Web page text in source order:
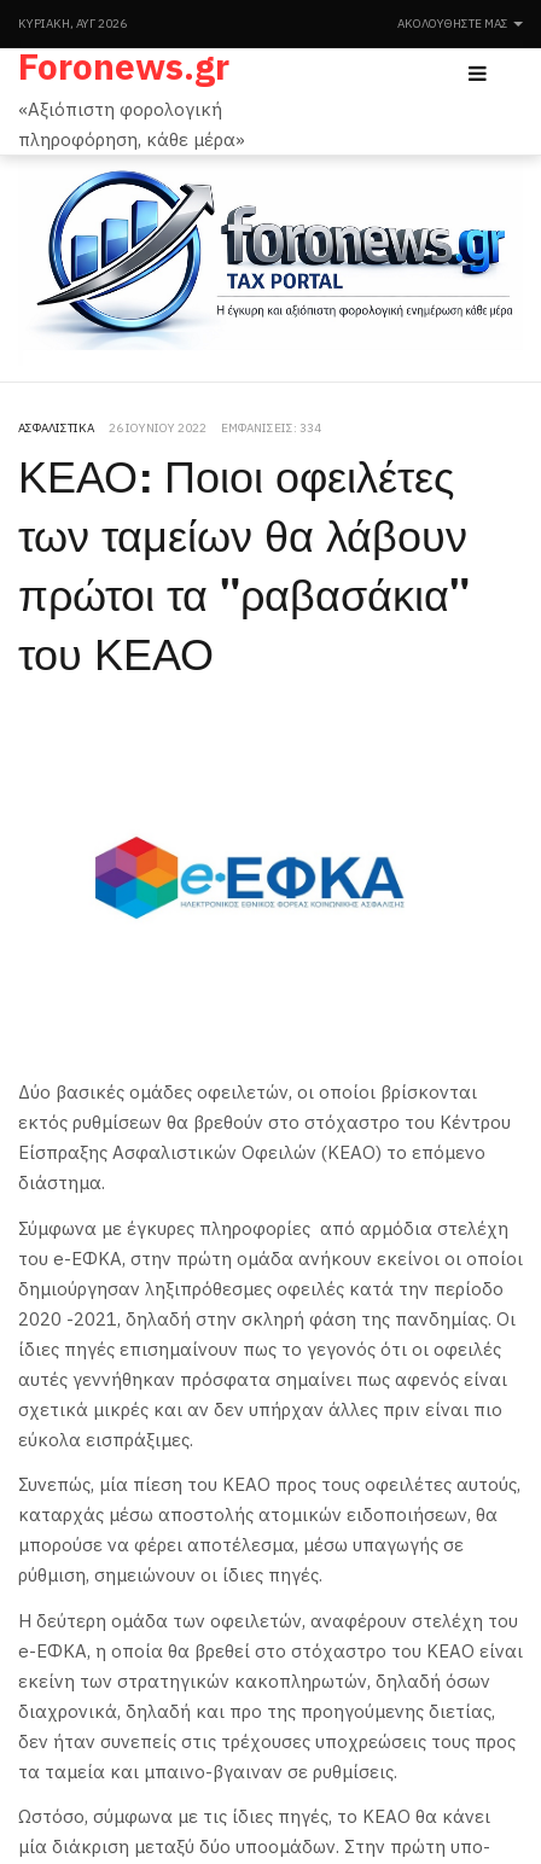
ΚΥΡΙΑΚΉ, ΑΥΓ 2026 ΑΚΟΛΟΥΘΉΣΤΕ ΜΑΣ
Foronews.gr
«Αξιόπιστη φορολογική
πληροφόρηση, κάθε μέρα»
ΑΣΦΑΛΙΣΤΙΚΆ 26 ΙΟΥΝΊΟΥ 2022 ΕΜΦΑΝΊΣΕΙΣ: 334
ΚΕΑΟ: Ποιοι οφειλέτες
των ταμείων θα λάβουν
πρώτοι τα "ραβασάκια"
του ΚΕΑΟ
Δύο βασικές ομάδες οφειλετών, οι οποίοι βρίσκονται
εκτός ρυθμίσεων θα βρεθούν στο στόχαστρο του Κέντρου
Είσπραξης Ασφαλιστικών Οφειλών (ΚΕΑΟ) το επόμενο
διάστημα.
Σύμφωνα με έγκυρες πληροφορίες από αρμόδια στελέχη
του e-ΕΦΚΑ, στην πρώτη ομάδα ανήκουν εκείνοι οι οποίοι
δημιούργησαν ληξιπρόθεσμες οφειλές κατά την περίοδο
2020 -2021, δηλαδή στην σκληρή φάση της πανδημίας. Οι
ίδιες πηγές επισημαίνουν πως το γεγονός ότι οι οφειλές
αυτές γεννήθηκαν πρόσφατα σημαίνει πως αφενός είναι
σχετικά μικρές και αν δεν υπήρχαν άλλες πριν είναι πιο
εύκολα εισπράξιμες.
Συνεπώς, μία πίεση του ΚΕΑΟ προς τους οφειλέτες αυτούς,
καταρχάς μέσω αποστολής ατομικών ειδοποιήσεων, θα
μπορούσε να φέρει αποτέλεσμα, μέσω υπαγωγής σε
ρύθμιση, σημειώνουν οι ίδιες πηγές.
Η δεύτερη ομάδα των οφειλετών, αναφέρουν στελέχη του
e-ΕΦΚΑ, η οποία θα βρεθεί στο στόχαστρο του ΚΕΑΟ είναι
εκείνη των στρατηγικών κακοπληρωτών, δηλαδή όσων
διαχρονικά, δηλαδή και προ της προηγούμενης διετίας,
δεν ήταν συνεπείς στις τρέχουσες υποχρεώσεις τους προς
τα ταμεία και μπαινο-βγαιναν σε ρυθμίσεις.
Ωστόσο, σύμφωνα με τις ίδιες πηγές, το ΚΕΑΟ θα κάνει
μία διάκριση μεταξύ δύο υποομάδων. Στην πρώτη υπο-